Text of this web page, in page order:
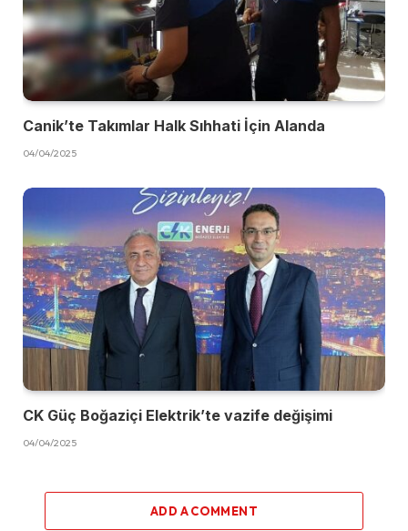
Canik’te Takımlar Halk Sıhhati İçin Alanda
04/04/2025
CK Güç Boğaziçi Elektrik’te vazife değişimi
04/04/2025
ADD A COMMENT